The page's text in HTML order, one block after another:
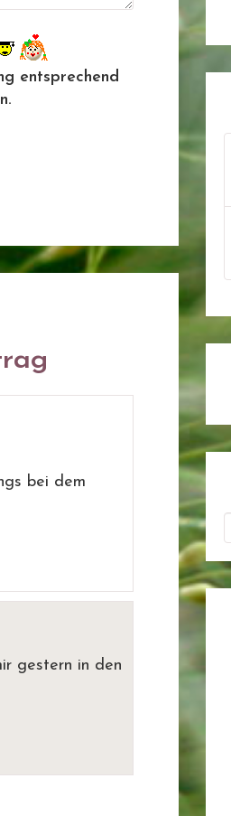
entsprechend
bei dem
gestern in den